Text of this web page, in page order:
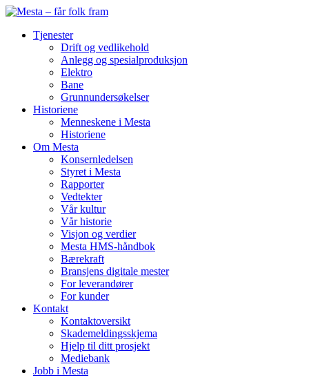
Skip
contentTjenester
Drift og vedlikehold
Anlegg og spesialproduksjon
Elektro
Bane
Grunnundersøkelser
Historiene
Menneskene i Mesta
Historiene
Om Mesta
Konsernledelsen
Styret i Mesta
Rapporter
Vedtekter
Vår kultur
Vår historie
Visjon og verdier
Mesta HMS-håndbok
Bærekraft
Bransjens digitale mester
For leverandører
For kunder
Kontakt
Kontaktoversikt
Skademeldingsskjema
Hjelp til ditt prosjekt
Mediebank
Jobb i Mesta